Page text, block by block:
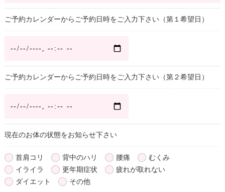
ご予約カレンダーからご予約日時をご入力下さい（第１希望日）
ご予約カレンダーからご予約日時をご入力下さい（第２希望日）
現在のお体の状態をお知らせ下さい
首肩コリ 背中のハリ 腰痛
むくみ
イライラ
更年期症状
疲れが取れない
ダイエット
その他